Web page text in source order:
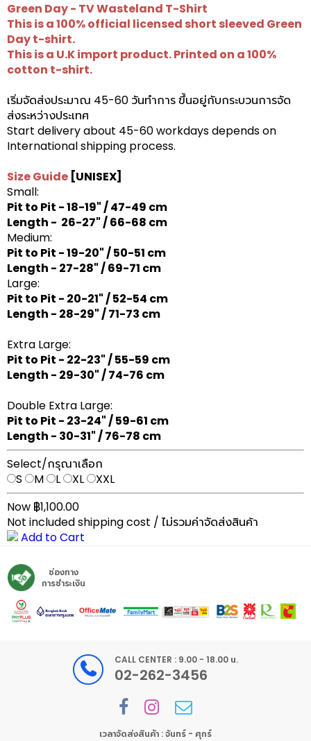
Green Day - TV Wasteland T-Shirt
This is a 100% official licensed short sleeved Green
Day t-shirt.
This is a U.K import product. Printed on a 100%
cotton t-shirt.
เริ่มจัดส่งประมาณ 45-60 วันทำการ ขึ้นอยู่กับกระบวนการจัด
ส่งระหว่างประเทศ
Start delivery about 45-60 workdays depends on
International shipping process.
Size Guide [UNISEX]
Small:
Pit to Pit - 18-19" / 47-49 cm
Length - 26-27" / 66-68 cm
Medium:
Pit to Pit - 19-20" / 50-51 cm
Length - 27-28" / 69-71 cm
Large:
Pit to Pit - 20-21" / 52-54 cm
Length - 28-29" / 71-73 cm
Extra Large:
Pit to Pit - 22-23" / 55-59 cm
Length - 29-30" / 74-76 cm
Double Extra Large:
Pit to Pit - 23-24" / 59-61 cm
Length - 30-31" / 76-78 cm
Select/กรุณาเลือก
S
M L XL
XXL
Now ฿1,100.00
Not included shipping cost / ไม่รวมค่าจัดส่งสินค้า
Add to Cart
ช่องทาง
การชำระเงิน
CALL CENTER : 9.00 - 18.00 น.
02-262-3456
เวลาจัดส่งสินค้า : จันทร์ - ศุกร์